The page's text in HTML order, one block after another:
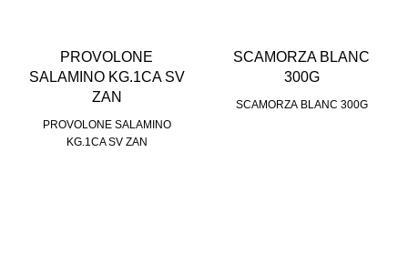
PROVOLONE
SALAMINO KG.1CA SV
ZAN
PROVOLONE SALAMINO
KG.1CA SV ZAN
SCAMORZA BLANC
300G
SCAMORZA BLANC 300G